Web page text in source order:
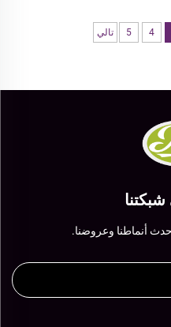
4
5 تالي
أنماطنا وعروضنا.